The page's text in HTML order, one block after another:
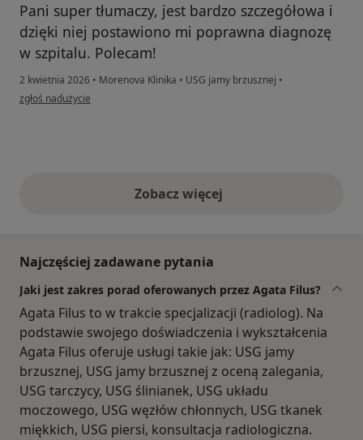
Pani super tłumaczy, jest bardzo szczegółowa i
dzięki niej postawiono mi poprawna diagnozę
w szpitalu. Polecam!
2 kwietnia 2026 • Morenova Klinika • USG jamy brzusznej •
w opinii użytkownika Ola
zgłoś nadużycie
Zobacz więcejopinie powyżej
Najczęściej zadawane pytania
Jaki jest zakres porad oferowanych przez Agata Filus?
Agata Filus to w trakcie specjalizacji (radiolog). Na
podstawie swojego doświadczenia i wykształcenia
Agata Filus oferuje usługi takie jak: USG jamy
brzusznej, USG jamy brzusznej z oceną zalegania,
USG tarczycy, USG ślinianek, USG układu
moczowego, USG węzłów chłonnych, USG tkanek
miękkich, USG piersi, konsultacja radiologiczna.